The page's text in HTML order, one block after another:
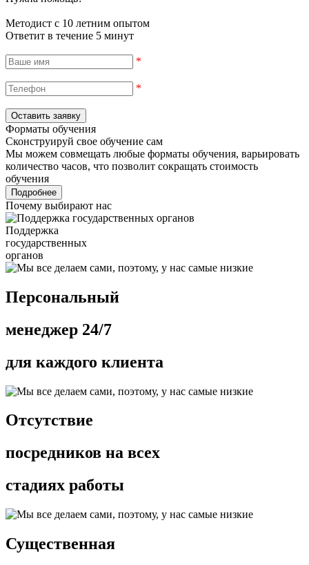
Методист с 10 летним опытом
Ответит в течение 5 минут
*
*
Форматы обучения
Сконструируй свое обучение сам
Мы можем совмещать любые форматы обучения, варьировать
количество часов, что позволит сокращать стоимость
обучения
Подробнее
Почему выбирают нас
Поддержка
государственных
органов
Персональный
менеджер 24/7
для каждого клиента
Отсутствие
посредников на всех
стадиях работы
Существенная